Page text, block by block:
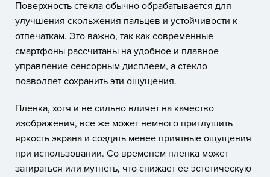
Поверхность стекла обычно обрабатывается для
улучшения скольжения пальцев и устойчивости к
отпечаткам. Это важно, так как современные
смартфоны рассчитаны на удобное и плавное
управление сенсорным дисплеем, а стекло
позволяет сохранить эти ощущения.
Пленка, хотя и не сильно влияет на качество
изображения, все же может немного приглушить
яркость экрана и создать менее приятные ощущения
при использовании. Со временем пленка может
затираться или мутнеть, что снижает ее эстетическую